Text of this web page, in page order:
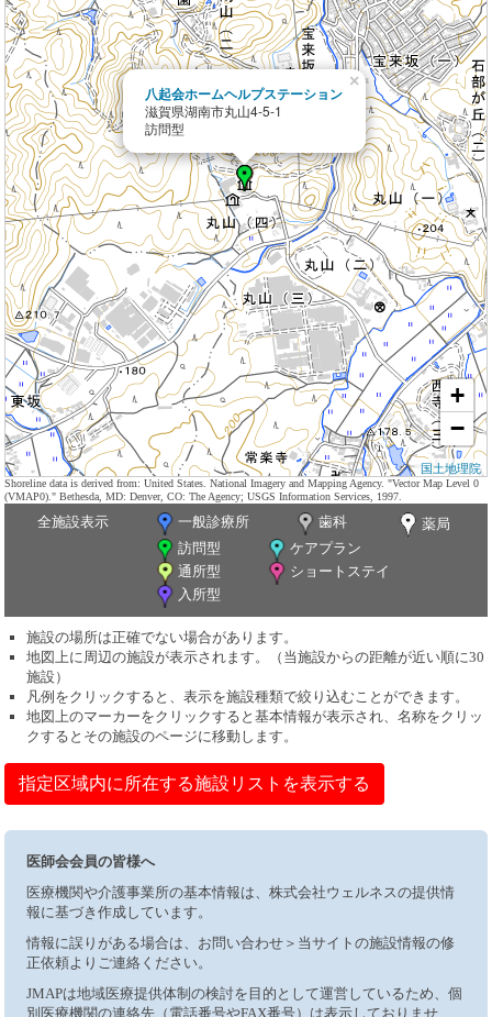
八起会ホームヘルプステーション
滋賀県湖南市丸山4-5-1
訪問型
×
+
−
国土地理院
Shoreline data is derived from: United States. National Imagery and Mapping Agency. "Vector Map Level 0
(VMAP0)." Bethesda, MD: Denver, CO: The Agency; USGS Information Services, 1997.
全施設表示 一般診療所 歯科
薬局
訪問型
ケアプラン
通所型
ショートステイ
入所型
施設の場所は正確でない場合があります。
地図上に周辺の施設が表示されます。（当施設からの距離が近い順に30
施設）
凡例をクリックすると、表示を施設種類で絞り込むことができます。
地図上のマーカーをクリックすると基本情報が表示され、名称をクリッ
クするとその施設のページに移動します。
指定区域内に所在する施設リストを表示する
医師会会員の皆様へ
医療機関や介護事業所の基本情報は、株式会社ウェルネスの提供情
報に基づき作成しています。
情報に誤りがある場合は、お問い合わせ＞当サイトの施設情報の修
正依頼よりご連絡ください。
JMAPは地域医療提供体制の検討を目的として運営しているため、個
別医療機関の連絡先（電話番号やFAX番号）は表示しておりませ